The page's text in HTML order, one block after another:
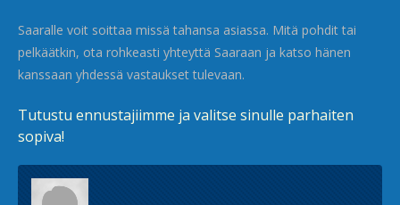
Saaralle voit soittaa missä tahansa asiassa. Mitä pohdit tai
pelkäätkin, ota rohkeasti yhteyttä Saaraan ja katso hänen
kanssaan yhdessä vastaukset tulevaan.
Tutustu ennustajiimme ja valitse sinulle parhaiten
sopiva!